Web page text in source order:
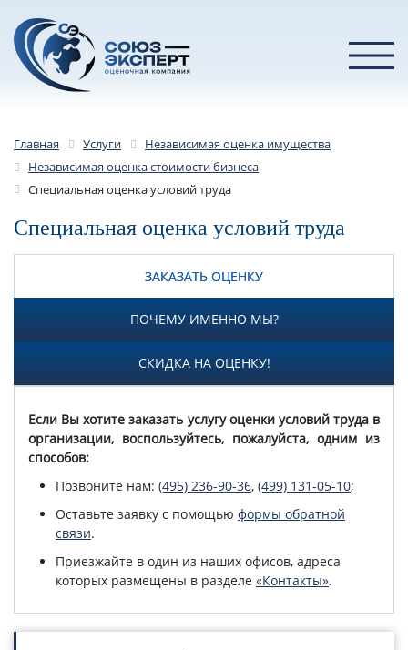
Главная Услуги
Независимая оценка имущества
Независимая оценка стоимости бизнеса
Специальная оценка условий труда
Специальная оценка условий труда
ЗАКАЗАТЬ ОЦЕНКУ
ПОЧЕМУ ИМЕННО МЫ?
СКИДКА НА ОЦЕНКУ!
Если Вы хотите заказать услугу оценки условий труда в
организации, воспользуйтесь, пожалуйста, одним из
способов:
Позвоните нам: (495) 236-90-36, (499) 131-05-10;
Оставьте заявку с помощью формы обратной
связи.
Приезжайте в один из наших офисов, адреса
которых размещены в разделе «Контакты».